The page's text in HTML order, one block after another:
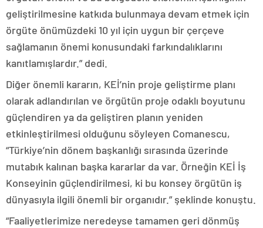
geliştirilmesine katkıda bulunmaya devam etmek için
örgüte önümüzdeki 10 yıl için uygun bir çerçeve
sağlamanın önemi konusundaki farkındalıklarını
kanıtlamışlardır.” dedi.
Diğer önemli kararın, KEİ’nin proje geliştirme planı
olarak adlandırılan ve örgütün proje odaklı boyutunu
güçlendiren ya da geliştiren planın yeniden
etkinleştirilmesi olduğunu söyleyen Comanescu,
“Türkiye’nin dönem başkanlığı sırasında üzerinde
mutabık kalınan başka kararlar da var. Örneğin KEİ İş
Konseyinin güçlendirilmesi, ki bu konsey örgütün iş
dünyasıyla ilgili önemli bir organıdır.” şeklinde konuştu.
“Faaliyetlerimize neredeyse tamamen geri dönmüş